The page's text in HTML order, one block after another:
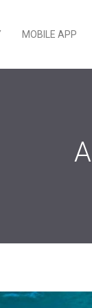
MOBILE APP